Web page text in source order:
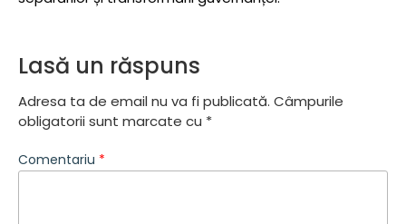
Lasă un răspuns
Adresa ta de email nu va fi publicată. Câmpurile
obligatorii sunt marcate cu *
Comentariu *